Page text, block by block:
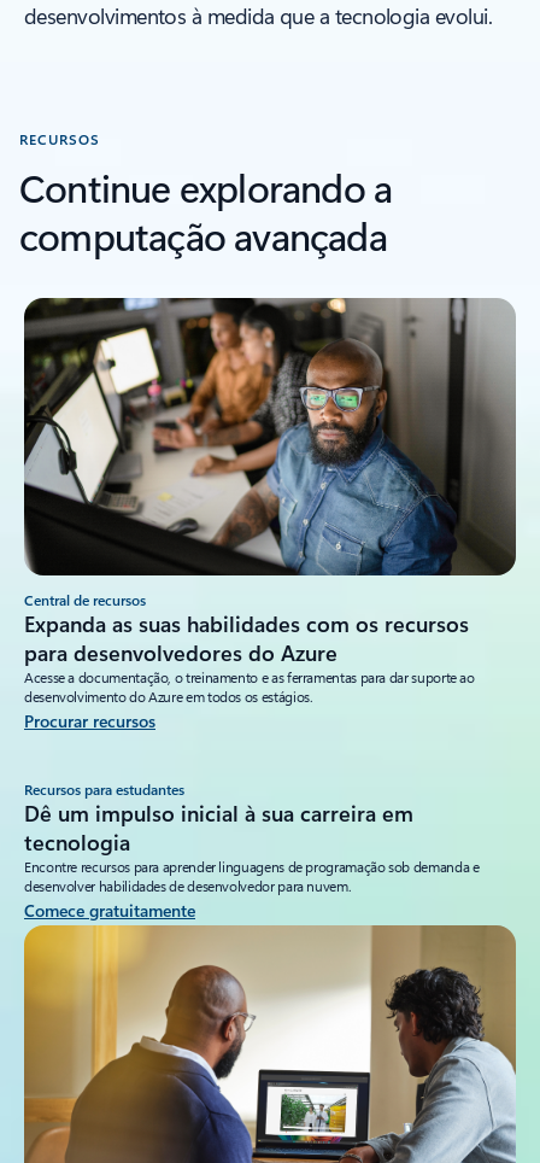
desenvolvimentos à medida que a tecnologia evolui.
RECURSOS
Continue explorando a
computação avançada
Central de recursos
Expanda as suas habilidades com os recursos
para desenvolvedores do Azure
Acesse a documentação, o treinamento e as ferramentas para dar suporte ao
desenvolvimento do Azure em todos os estágios.
Procurar recursos
Recursos para estudantes
Dê um impulso inicial à sua carreira em
tecnologia
Encontre recursos para aprender linguagens de programação sob demanda e
desenvolver habilidades de desenvolvedor para nuvem.
Comece gratuitamente